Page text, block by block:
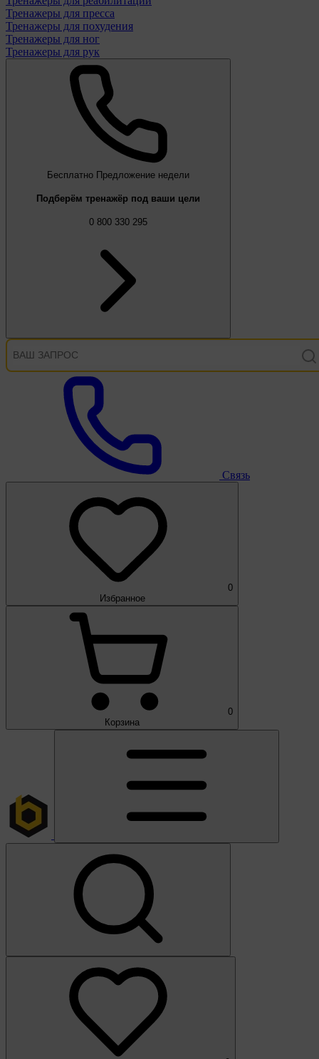
Тренажеры для пресса
Тренажеры для похудения
Тренажеры для ног
Тренажеры для рук
Бесплатно Предложение недели
Подберём тренажёр под ваши цели
0 800 330 295
Связь
0
Избранное
0
Корзина